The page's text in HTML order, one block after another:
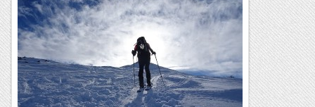
Esquí de muntanya al Coll de Pimorent
Encetem temporada de foques a l'entorn del Coll de
Pimorent. Dissabte, a la Mina (11 km, 800+, S2) i diumenge,
al Pedrons (8 km, 820+, S2) . Prou tolerable aquest últim,...
Pass@muntanyes